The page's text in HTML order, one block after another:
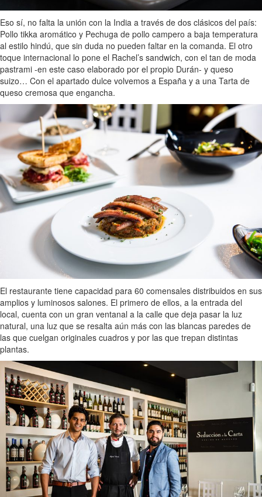
Eso sí, no falta la unión con la India a través de dos clásicos del país:
Pollo tikka aromático y Pechuga de pollo campero a baja temperatura
al estilo hindú, que sin duda no pueden faltar en la comanda. El otro
toque internacional lo pone el Rachel’s sandwich, con el tan de moda
pastrami -en este caso elaborado por el propio Durán- y queso
suizo… Con el apartado dulce volvemos a España y a una Tarta de
queso cremosa que engancha.
El restaurante tiene capacidad para 60 comensales distribuidos en sus
amplios y luminosos salones. El primero de ellos, a la entrada del
local, cuenta con un gran ventanal a la calle que deja pasar la luz
natural, una luz que se resalta aún más con las blancas paredes de
las que cuelgan originales cuadros y por las que trepan distintas
plantas.